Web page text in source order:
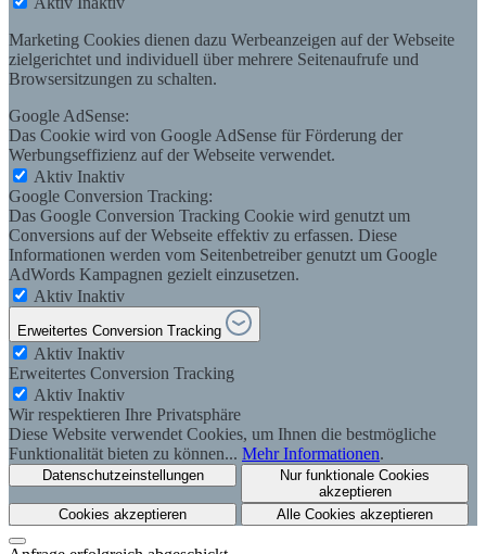
Marketing Cookies dienen dazu Werbeanzeigen auf der Webseite
zielgerichtet und individuell über mehrere Seitenaufrufe und
Browsersitzungen zu schalten.
Google AdSense:
Das Cookie wird von Google AdSense für Förderung der
Werbungseffizienz auf der Webseite verwendet.
Aktiv Inaktiv
Google Conversion Tracking:
Das Google Conversion Tracking Cookie wird genutzt um
Conversions auf der Webseite effektiv zu erfassen. Diese
Informationen werden vom Seitenbetreiber genutzt um Google
AdWords Kampagnen gezielt einzusetzen.
Aktiv Inaktiv
Erweitertes Conversion Tracking
Aktiv Inaktiv
Erweitertes Conversion Tracking
Aktiv Inaktiv
Wir respektieren Ihre Privatsphäre
Diese Website verwendet Cookies, um Ihnen die bestmögliche
Funktionalität bieten zu können... Mehr Informationen.
Datenschutzeinstellungen
Nur funktionale Cookies
akzeptieren
Cookies akzeptieren
Alle Cookies akzeptieren